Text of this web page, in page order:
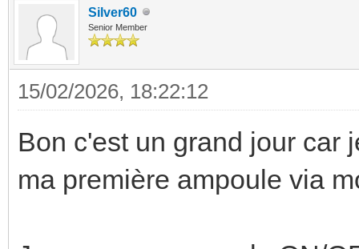
Silver60
Senior Member
15/02/2026, 18:22:12
Bon c'est un grand jour car
ma première ampoule via